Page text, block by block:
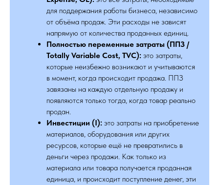
для поддержания работы бизнеса, независимо
от объёма продаж. Эти расходы не зависят
напрямую от количества проданных единиц.
Полностью переменные затраты (ППЗ /
Totally Variable Cost, TVC): это затраты,
которые неизбежно возникают и учитываются
в момент, когда происходит продажа. ППЗ
завязаны на каждую отдельную продажу и
появляются только тогда, когда товар реально
продан.
Инвестиции (I): это затраты на приобретение
материалов, оборудования или других
ресурсов, которые ещё не превратились в
деньги через продажи. Как только из
материала или товара получается проданная
единица, и происходит поступление денег, эти